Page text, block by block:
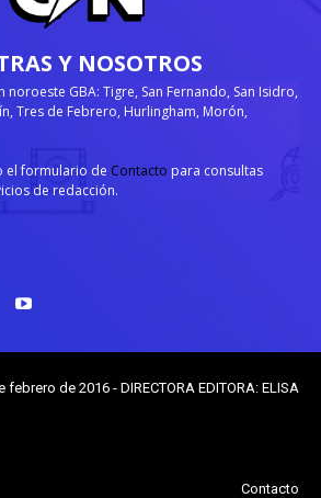
Y NOSOTROS
GBA: Tigre, San Fernando, San Isidro,
Tres de Febrero, Hurlingham, Morón,
el formulario de Contacto para consultas
de redacción.
de 2016 - DIRECTORA EDITORA: ELISA
Contacto